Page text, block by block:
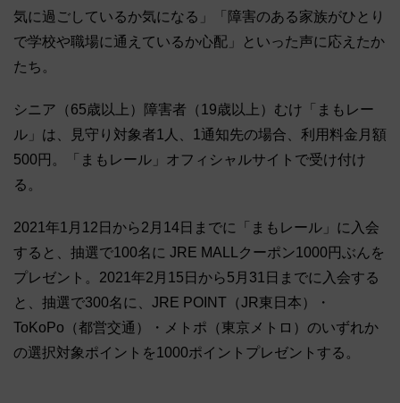
気に過ごしているか気になる」「障害のある家族がひとり
で学校や職場に通えているか心配」といった声に応えたか
たち。
シニア（65歳以上）障害者（19歳以上）むけ「まもレー
ル」は、見守り対象者1人、1通知先の場合、利用料金月額
500円。「まもレール」オフィシャルサイトで受け付け
る。
2021年1月12日から2月14日までに「まもレール」に入会
すると、抽選で100名に JRE MALLクーポン1000円ぶんを
プレゼント。2021年2月15日から5月31日までに入会する
と、抽選で300名に、JRE POINT（JR東日本）・
ToKoPo（都営交通）・メトポ（東京メトロ）のいずれか
の選択対象ポイントを1000ポイントプレゼントする。